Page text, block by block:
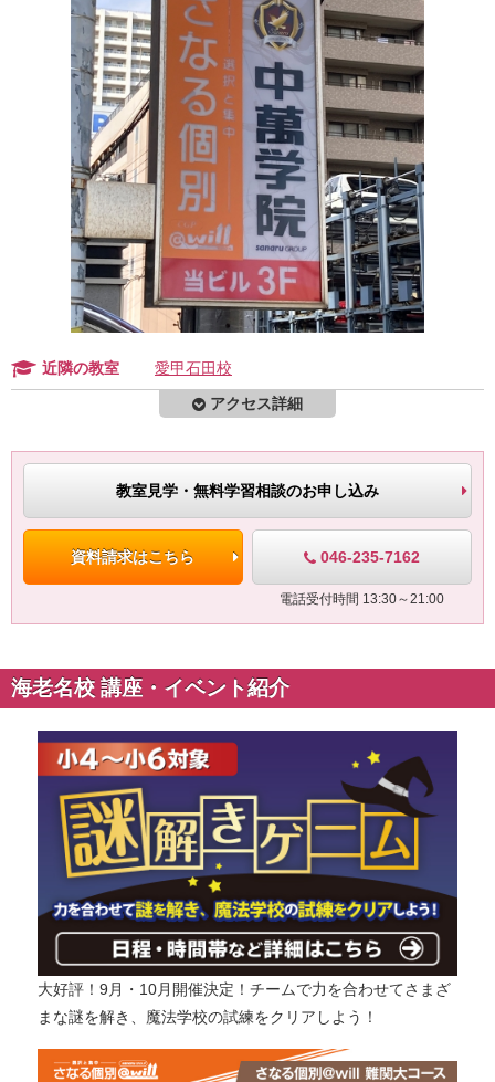
近隣の教室
愛甲石田校
アクセス詳細
教室見学・無料学習相談のお申し込み
資料請求はこちら 046-235-7162
電話受付時間 13:30～21:00
海老名校 講座・イベント紹介
大好評！9月・10月開催決定！チームで力を合わせてさまざ
まな謎を解き、魔法学校の試練をクリアしよう！